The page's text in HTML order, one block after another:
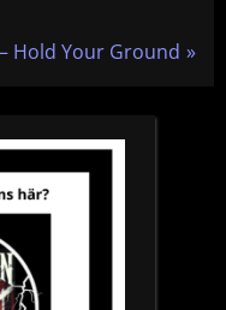
Hold Your Ground